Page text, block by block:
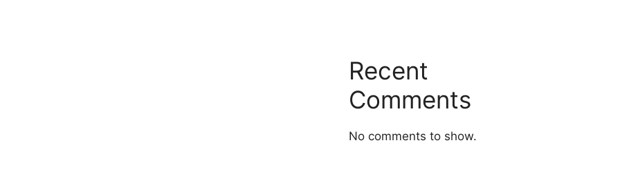
Recent
Comments
No comments to show.